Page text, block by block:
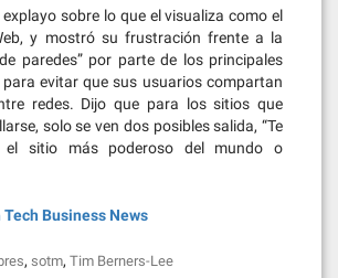
sobre lo que el visualiza como el
y mostró su frustración frente a la
paredes” por parte de los principales
evitar que sus usuarios compartan
redes. Dijo que para los sitios que
solo se ven dos posibles salida, “Te
el sitio más poderoso del mundo o
Tech Business News
, sotm, Tim Berners-Lee